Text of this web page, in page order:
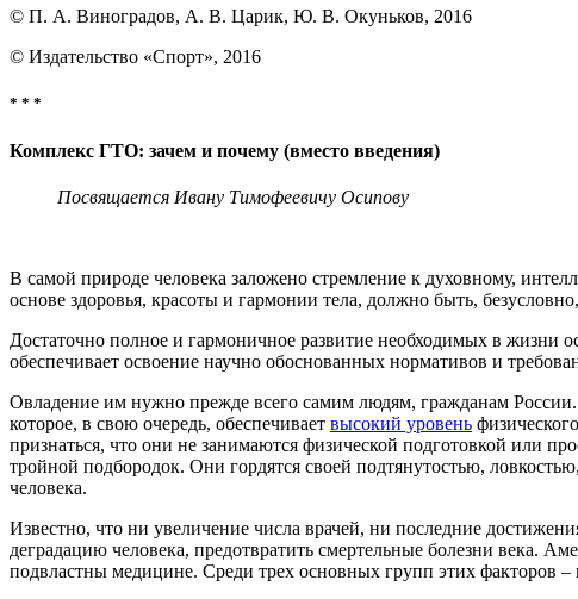
© П. А. Виноградов, А. В. Царик, Ю. В. Окуньков, 2016
© Издательство «Спорт», 2016
* * *
Комплекс ГТО: зачем и почему (вместо введения)
Посвящается Ивану Тимофеевичу Осипову
В самой природе человека заложено стремление к духовному,
основе здоровья, красоты и гармонии тела, должно быть,
Достаточно полное и гармоничное развитие необходимых в жизни
обеспечивает освоение научно обоснованных нормативов и
Овладение им нужно прежде всего самим людям, гражданам России.
которое, в свою очередь, обеспечивает высокий уровень
признаться, что они не занимаются физической подготовкой или
тройной подбородок. Они гордятся своей подтянутостью,
человека.
Известно, что ни увеличение числа врачей, ни последние
деградацию человека, предотвратить смертельные болезни века.
подвластны медицине. Среди трех основных групп этих факторов